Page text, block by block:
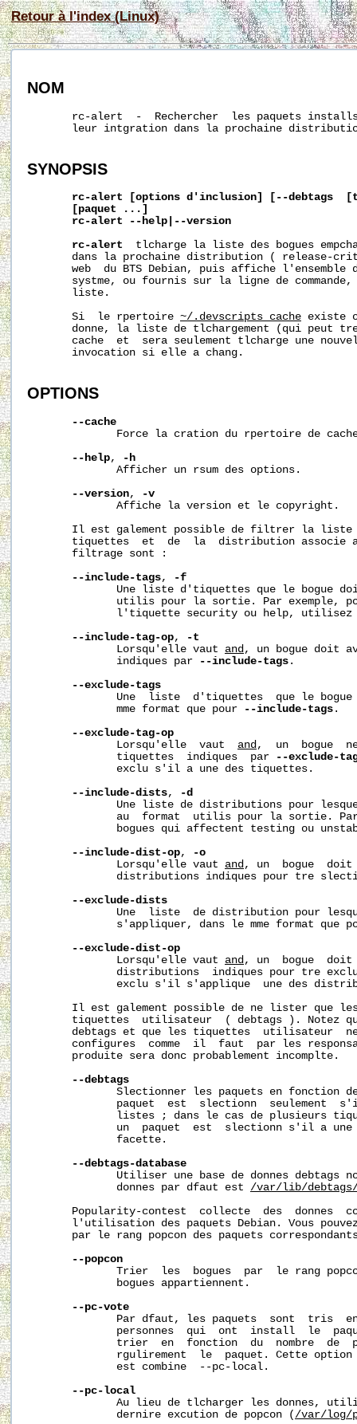
Retour à l'index (Linux)
NOM
rc-alert  -  Rechercher  les paquets
leur intgration dans la prochaine
SYNOPSIS
rc-alert [options d'inclusion] [--debtags
[paquet
...]
rc-alert
--help|--version
rc-alert
tlcharge la liste des bogues
dans la prochaine distribution ( release-
web  du BTS Debian, puis affiche l'ensemble
systme, ou fournis sur la ligne de
       liste.
       Si  le rpertoire
~/.devscripts_cache existe
donne, la liste de tlchargement (qui peut
cache  et  sera seulement tlcharge une
       invocation si elle a chang.
OPTIONS
--cache
Force la cration du rpertoire de
--help,
-h
              Afficher un rsum des options.
--version,
-v
              Affiche la version et le copyright.
Il est galement possible de filtrer la
tiquettes  et  de  la  distribution associe
       filtrage sont :
--include-tags,
-f
Une liste d'tiquettes que le bogue
utilis pour la sortie. Par exemple,
l'tiquette security ou help, utilisez
--include-tag-op,
-t
              Lorsqu'elle vaut
and , un bogue doit
              indiques par
--include-tags .
--exclude-tags
Une  liste  d'tiquettes  que le
              mme format que pour
--include-tags .
--exclude-tag-op
              Lorsqu'elle  vaut
and ,  un  bogue
              tiquettes  indiques  par
--exclude-
              exclu s'il a une des tiquettes.
--include-dists,
-d
Une liste de distributions pour
au  format  utilis pour la sortie.
bogues qui affectent testing ou
--include-dist-op,
-o
              Lorsqu'elle vaut
and , un  bogue
distributions indiques pour tre
--exclude-dists
Une  liste  de distribution pour
s'appliquer, dans le mme format que
--exclude-dist-op
              Lorsqu'elle vaut
and , un  bogue
distributions  indiques pour tre
exclu s'il s'applique  une des
Il est galement possible de ne lister que
tiquettes  utilisateur  ( debtags ). Notez
debtags et que les tiquettes  utilisateur
configures  comme  il  faut  par les
       produite sera donc probablement incomplte.
--debtags
Slectionner les paquets en fonction
paquet  est  slectionn  seulement
listes ; dans le cas de plusieurs
un  paquet  est  slectionn s'il a
              facette.
--debtags-database
Utiliser une base de donnes debtags
              donnes par dfaut est
/var/lib/debtags/
Popularity-contest  collecte  des  donnes
l'utilisation des paquets Debian. Vous
par le rang popcon des paquets
--popcon
Trier  les  bogues  par  le rang
              bogues appartiennent.
--pc-vote
Par dfaut, les paquets  sont  tris
personnes  qui  ont  install  le
trier  en  fonction  du  nombre  de
rgulirement  le  paquet. Cette
              est combine  --pc-local.
--pc-local
Au lieu de tlcharger les donnes,
              dernire excution de popcon (
/var/log/